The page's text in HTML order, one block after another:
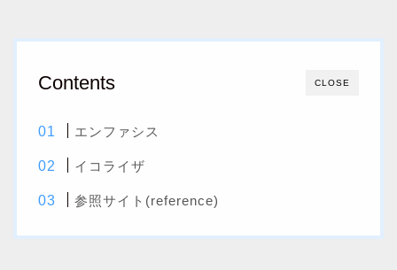
CLOSE
Contents
エンファシス
イコライザ
参照サイト(reference)